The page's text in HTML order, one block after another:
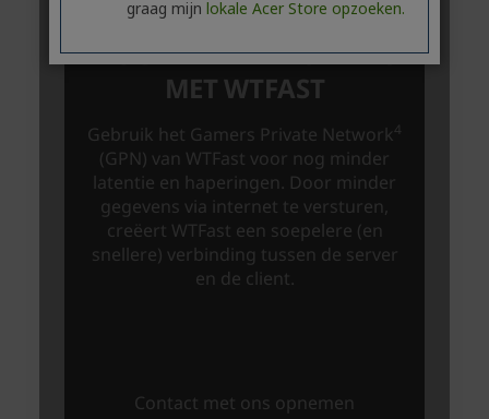
graag mijn lokale Acer Store opzoeken.